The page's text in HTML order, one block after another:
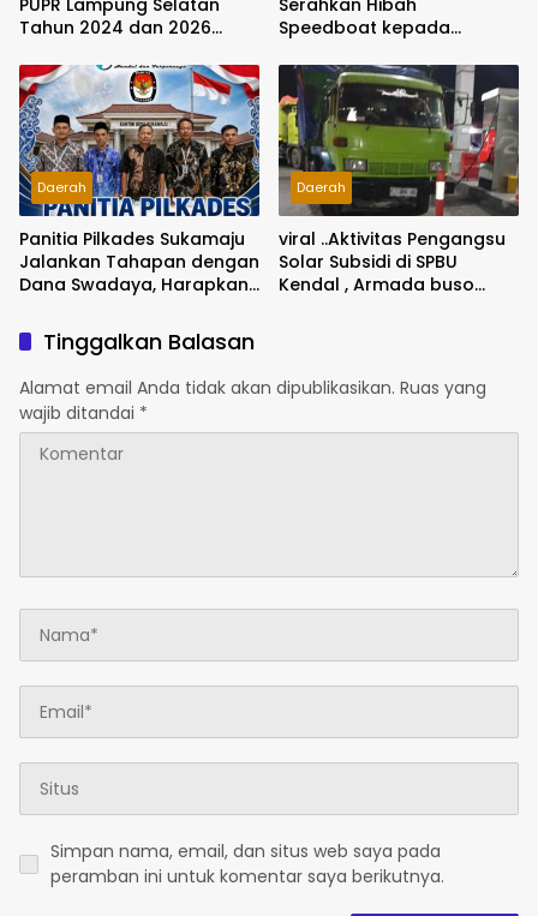
PUPR Lampung Selatan
Tahun 2024 dan 2026
KEJATI Lampung
Serahkan Hibah
Speedboat kepada
Ground Breaking
Pelabuhan Babo
Daerah
Panitia Pilkades Sukamaju
Jalankan Tahapan dengan
Dana Swadaya, Harapkan
Dicairkan
Daerah
viral ..Aktivitas Pengangsu
Solar Subsidi di SPBU
Kendal , Armada buso
Sorotan
Tinggalkan Balasan
Alamat email Anda tidak akan dipublikasikan. Ruas yang
wajib ditandai *
Simpan nama, email, dan situs web saya pada
peramban ini untuk komentar saya berikutnya.